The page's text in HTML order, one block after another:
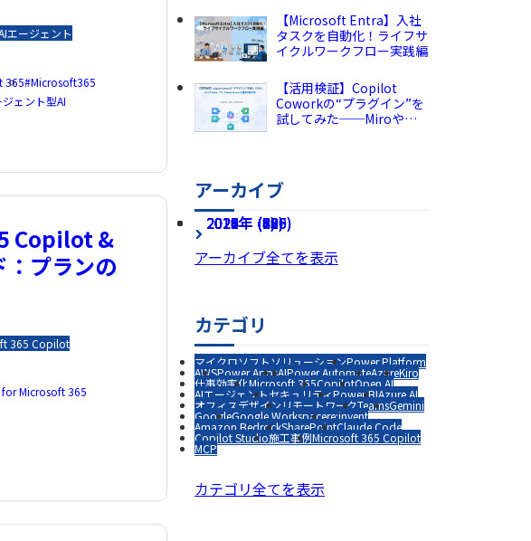
エージェント
365 Microsoft365
ェント型AI
Copilot &
プランの
365 Copilot
Microsoft 365
【Microsoft Entra】入社
タスクを自動化！ライフサ
イクルワークフロー実践編
【活用検証】Copilot
Coworkの“プラグイン”を
試してみた──Miroや
アーカイブ
2026年 (225)
2025年 (189)
2024年 (136)
2023年 (82)
2022年 (60)
2021年 (49)
2020年 (73)
2019年 (5)
2018年 (2)
2017年 (8)
アーカイブ全てを表示
カテゴリ
マイクロソフトソリューションPower Platform
AWSPower AppsAIPower AutomateAzureKiro
仕事効率化Microsoft 365CopilotOpen AI
AIエージェントセキュリティPower BIAzure AI
オフィスデザイン リモートワークTeamsGemini
GoogleGoogle Workspacere:invent
Amazon BedrockSharePointClaude Code
Copilot Studio施工事例Microsoft 365 Copilot
MCP
カテゴリ全てを表示